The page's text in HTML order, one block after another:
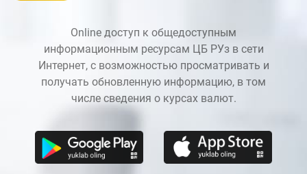
Online доступ к общедоступным
информационным ресурсам ЦБ РУз в сети
Интернет, с возможностью просматривать и
получать обновленную информацию, в том
числе сведения о курсах валют.